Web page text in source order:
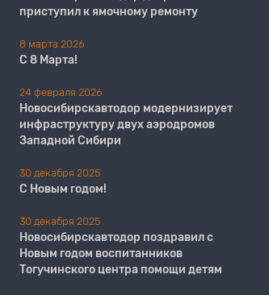
приступил к ямочному ремонту
8 марта 2026
С 8 Марта!
24 февраля 2026
Новосибирскавтодор модернизирует
инфраструктуру двух аэродромов
Западной Сибири
30 декабря 2025
С Новым годом!
30 декабря 2025
Новосибирскавтодор поздравил с
Новым годом воспитанников
Тогучинского центра помощи детям